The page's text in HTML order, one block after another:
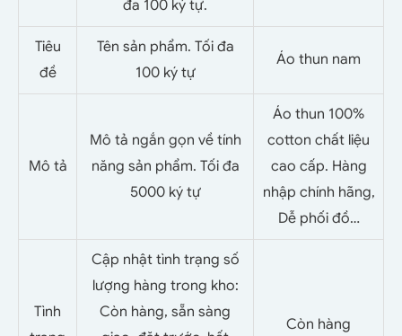
đa 100 ký tự.
Tiêu
đề
Tên sản phẩm. Tối đa
100 ký tự
Áo thun nam
Mô tả
Mô tả ngắn gọn về tính
năng sản phẩm. Tối đa
5000 ký tự
Áo thun 100%
cotton chất liệu
cao cấp. Hàng
nhập chính hãng,
Dễ phối đồ…
Tình
Cập nhật tình trạng số
lượng hàng trong kho:
Còn hàng, sẵn sàng
Còn hàng